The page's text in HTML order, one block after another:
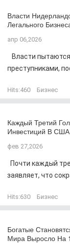
Власти
Легального
апр 06,2026
Власти пытаются
преступниками,
Hits:460 Бизнес
Каждый Третий
Инвестиций В
фев 27,2026
Почти каждый
заявляет, что
Hits:630 Бизнес
Богатые
Мира Выросло На